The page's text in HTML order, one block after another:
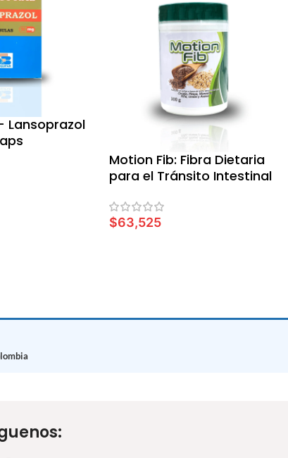
Lansoprazol
Motion Fib: Fibra Dietaria
para el Tránsito Intestinal
$63,525